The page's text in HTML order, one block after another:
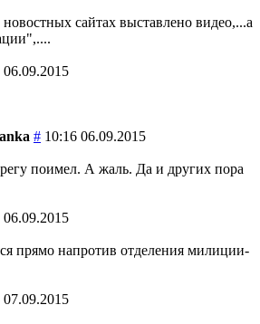
сайтах выставлено видео,...а
06.09.2015
# 10:16 06.09.2015
поимел. А жаль. Да и других пора
06.09.2015
прямо напротив отделения милиции-
07.09.2015